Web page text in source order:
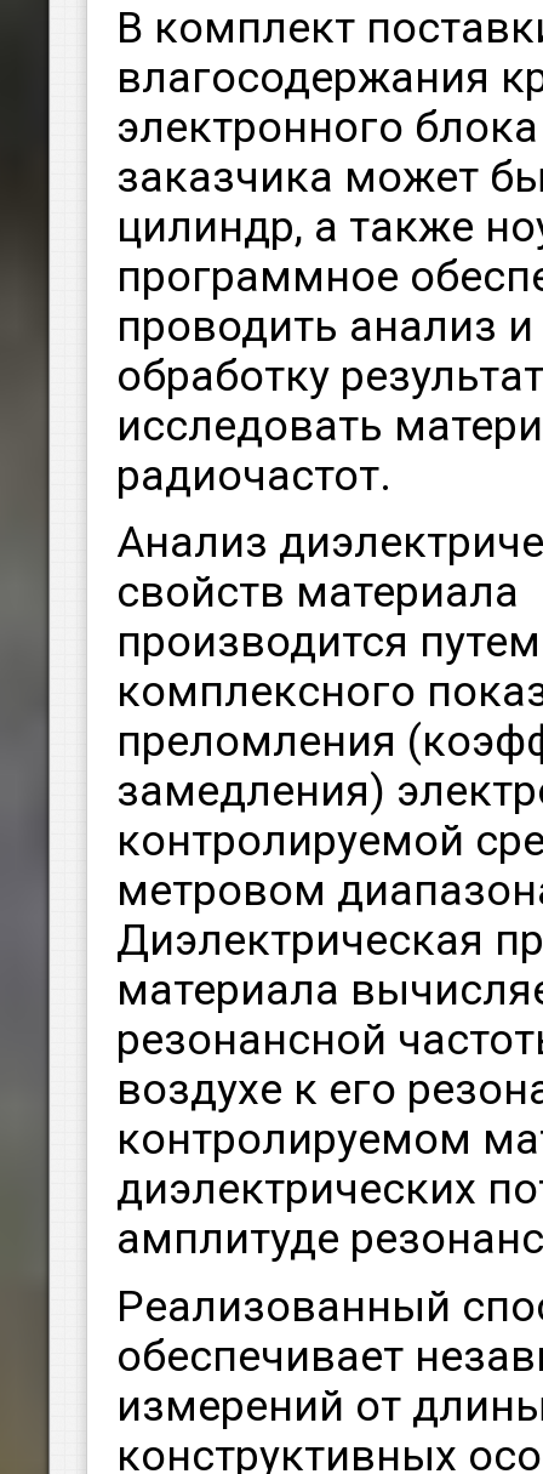
В комплект
влагосодержания
электронного
заказчика может
цилиндр, а также
программное
проводить анализ
обработку
исследовать
радиочастот.
Анализ
свойств материала
производится
комплексного
преломления
замедления)
контролируемой
метровом
Диэлектрическая
материала
резонансной
воздухе к его
контролируемом
диэлектрических
амплитуде
Реализованный
обеспечивает
измерений от
конструктивных